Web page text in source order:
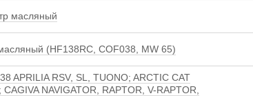
масляный
(HF138RC, COF038, MW 65)
APRILIA RSV, SL, TUONO; ARCTIC CAT
NAVIGATOR, RAPTOR, V-RAPTOR,